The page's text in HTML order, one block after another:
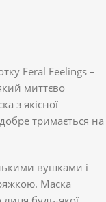
Feral Feelings –
миттєво
з якісної
тримається на
вушками і
Маска